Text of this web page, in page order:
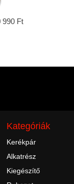
990 Ft
Kategóriák
Kerékpár
Alkatrész
Kiegészítő